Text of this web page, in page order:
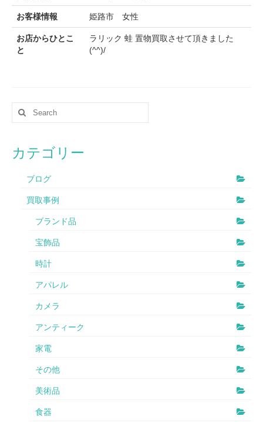
お客様情報 姫路市 女性
お店からひとこ
と
ラリック 蛙 置物買取させて頂きました
(^^)/
カテゴリー
ブログ
買取事例
ブランド品
宝飾品
時計
アパレル
カメラ
アンティーク
家電
その他
美術品
食器